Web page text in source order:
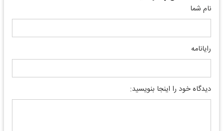
نام شما
رایانامه
دیدگاه خود را اینجا بنویسید: